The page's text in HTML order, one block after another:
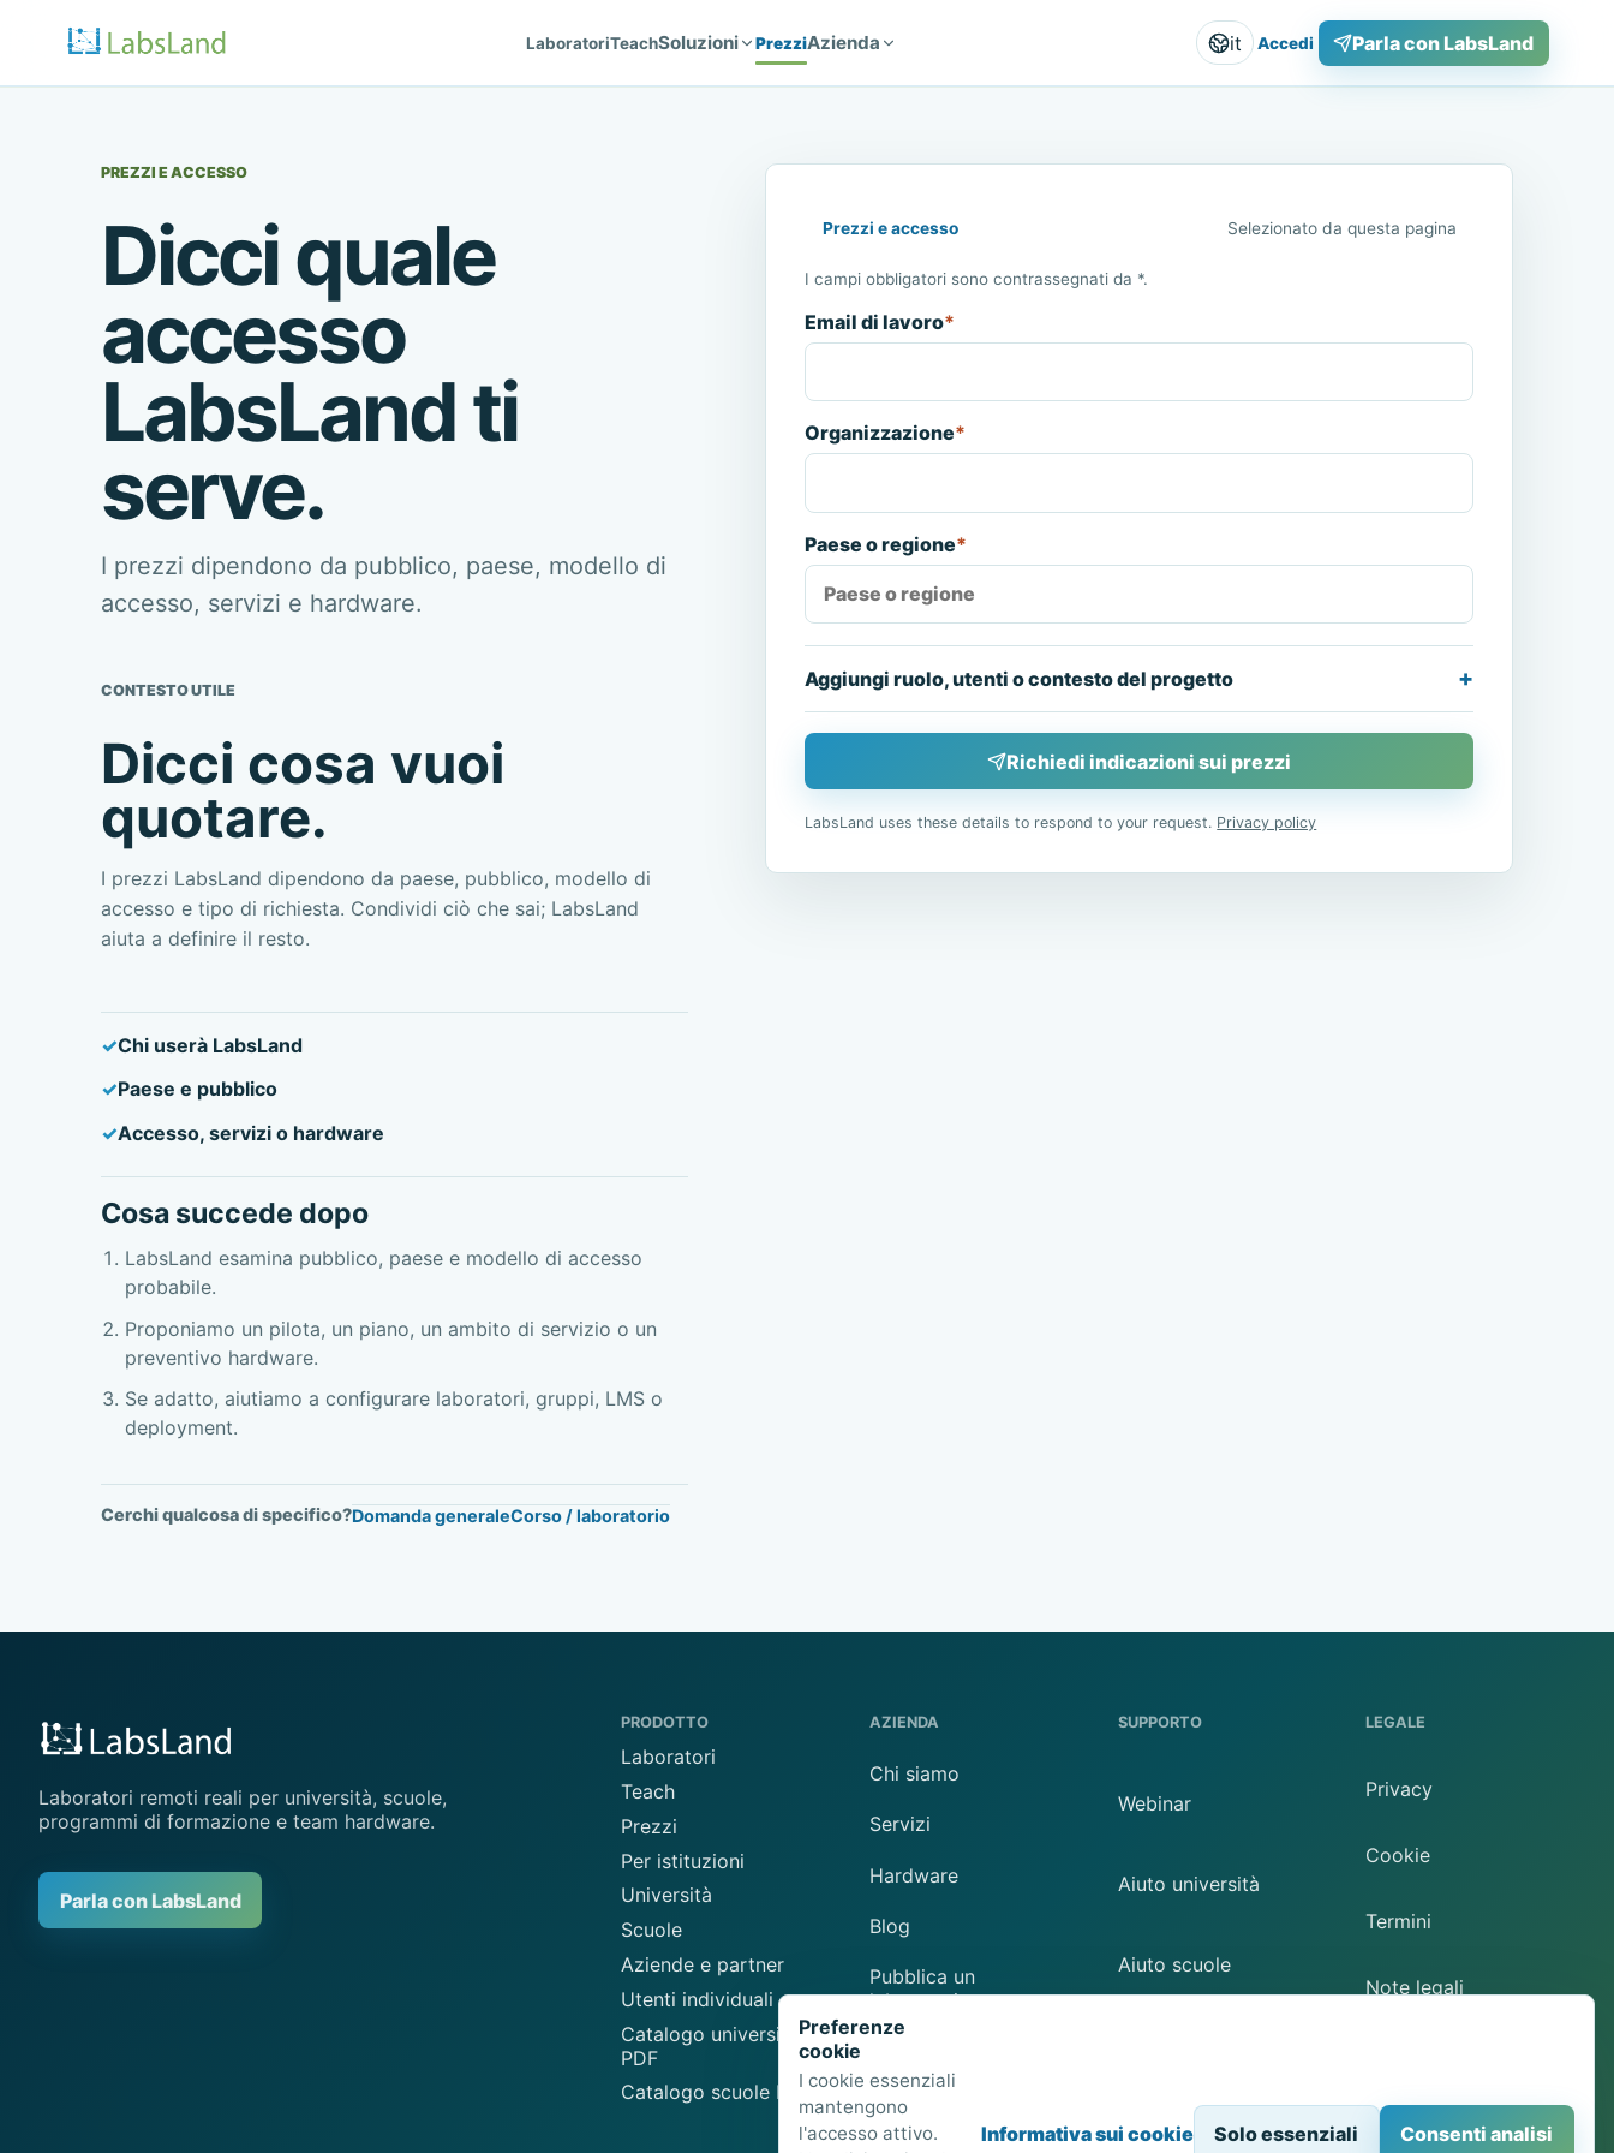
LaboratoriTeachSoluzioni PrezziAzienda it Accedi Parla con LabsLand
PREZZI E ACCESSO
Dicci quale
accesso
LabsLand ti
serve.
I prezzi dipendono da pubblico, paese, modello di
accesso, servizi e hardware.
Prezzi e accesso Selezionato da questa pagina
I campi obbligatori sono contrassegnati da *.
Email di lavoro*
Organizzazione*
Paese o regione*
Aggiungi ruolo, utenti o contesto del progetto
Richiedi indicazioni sui prezzi
LabsLand uses these details to respond to your request. Privacy policy
CONTESTO UTILE
Dicci cosa vuoi
quotare.
I prezzi LabsLand dipendono da paese, pubblico, modello di
accesso e tipo di richiesta. Condividi ciò che sai; LabsLand
aiuta a definire il resto.
Chi userà LabsLand
Paese e pubblico
Accesso, servizi o hardware
Cosa succede dopo
LabsLand esamina pubblico, paese e modello di accesso
probabile.
Proponiamo un pilota, un piano, un ambito di servizio o un
preventivo hardware.
Se adatto, aiutiamo a configurare laboratori, gruppi, LMS o
deployment.
Cerchi qualcosa di specifico?Domanda generaleCorso / laboratorio
Laboratori remoti reali per università, scuole,
programmi di formazione e team hardware.
Parla con LabsLand
PRODOTTO
Laboratori
Teach
Prezzi
Per istituzioni
Università
Scuole
Aziende e partner
Utenti individuali
Catalogo universitario
PDF
Catalogo scuole PDF
AZIENDA
Chi siamo
Servizi
Hardware
Blog
Pubblica un
laboratorio
laboratorio
SUPPORTO
Webinar
Aiuto università
Aiuto scuole
LEGALE
Privacy
Cookie
Termini
Note legali
Preferenze
cookie
I cookie essenziali
mantengono
l'accesso attivo.
Informativa sui cookie Solo essenziali Consenti analisi